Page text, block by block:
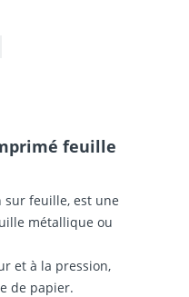
feuille
sur feuille, est une
métallique ou
et à la pression,
de papier.